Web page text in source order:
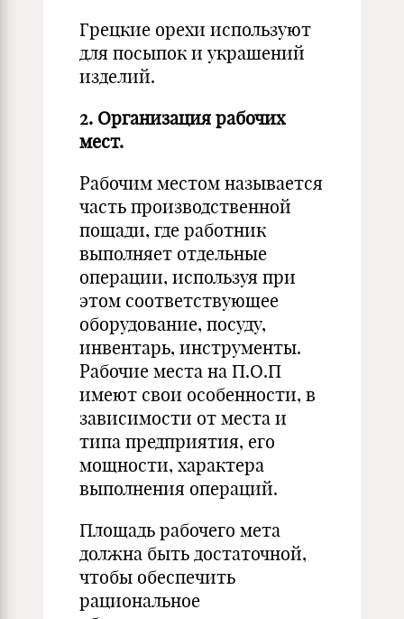
Грецкие орехи используют
для посыпок и украшений
изделий.
2. Организация рабочих
мест.
Рабочим местом называется
часть производственной
пощади, где работник
выполняет отдельные
операции, используя при
этом соответствующее
оборудование, посуду,
инвентарь, инструменты.
Рабочие места на П.О.П
имеют свои особенности, в
зависимости от места и
типа предприятия, его
мощности, характера
выполнения операций.
Площадь рабочего мета
должна быть достаточной,
чтобы обеспечить
рациональное